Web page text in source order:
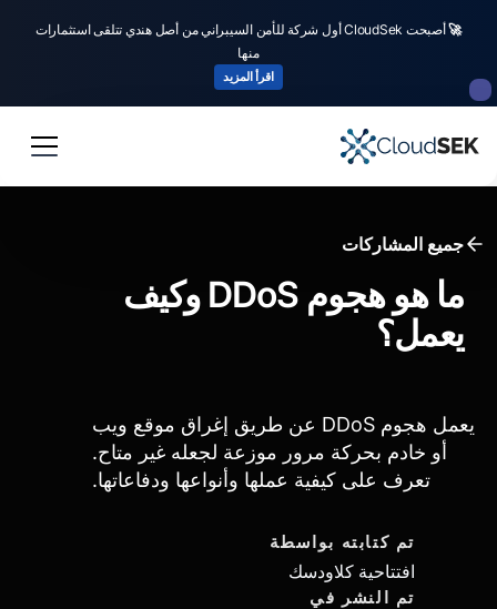
🚀
أصبحت CloudSek أول شركة للأمن السيبراني من أصل هندي تتلقى استثمارات
منها
اقرأ المزيد
جميع المشاركات
ما هو هجوم DDoS وكيف
يعمل؟
يعمل هجوم DDoS عن طريق إغراق موقع ويب
أو خادم بحركة مرور موزعة لجعله غير متاح.
تعرف على كيفية عملها وأنواعها ودفاعاتها.
تم كتابته بواسطة
افتتاحية كلاودسك
تم النشر في